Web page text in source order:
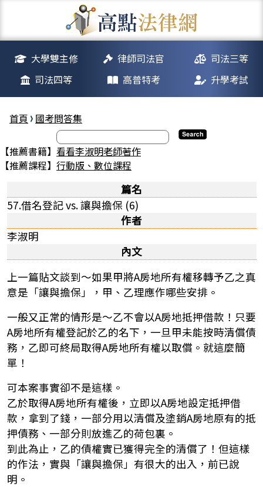
大學雙主修 律師司法官
司法三等
司法四等
高普特考 升學考試
首頁 國考問答集
【推薦書籍】 看看李淑明老師著作
【推薦課程】 行動版、數位課程
篇名
57.借名登記 vs. 讓與擔保 (6)
作者
李淑明
內文
上一篇貼文談到～如果甲將A房地所有權移轉予乙之真
意是「讓與擔保」，甲、乙理應作哪些安排。
一般又正常的情形是～乙不會以A房地抵押借款！只要
A房地所有權登記於乙的名下，一旦甲未能按時清償債
務，乙即可終局取得A房地所有權以取償。就這麼簡
單！
可本案事實卻不是這樣。
乙於取得A房地所有權後，立即以A房地設定抵押借
款，拿到了錢，一部分用以清償及塗銷A房地原有的抵
押債務、一部分則放進乙的荷包裏。
到此為止，乙的債權實已獲得完全的清償了！但這樣
的作法，實與「讓與擔保」有很大的出入，前已說
明。